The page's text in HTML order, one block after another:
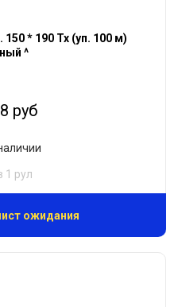
* 190 Тх (уп. 100 м)
^
руб
1 рул
ожидания